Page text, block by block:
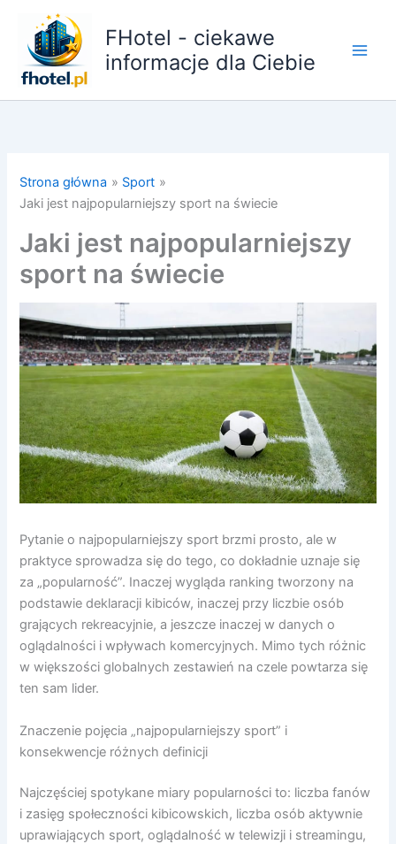
treści
FHotel - ciekawe
informacje dla Ciebie
Strona główna
Sport
Jaki jest najpopularniejszy sport na świecie
Jaki jest najpopularniejszy
sport na świecie
Pytanie o najpopularniejszy sport brzmi prosto, ale w
praktyce sprowadza się do tego, co dokładnie uznaje się
za „popularność”. Inaczej wygląda ranking tworzony na
podstawie deklaracji kibiców, inaczej przy liczbie osób
grających rekreacyjnie, a jeszcze inaczej w danych o
oglądalności i wpływach komercyjnych. Mimo tych różnic
w większości globalnych zestawień na czele powtarza się
ten sam lider.
Znaczenie pojęcia „najpopularniejszy sport” i
konsekwencje różnych definicji
Najczęściej spotykane miary popularności to: liczba fanów
i zasięg społeczności kibicowskich, liczba osób aktywnie
uprawiających sport, oglądalność w telewizji i streamingu,